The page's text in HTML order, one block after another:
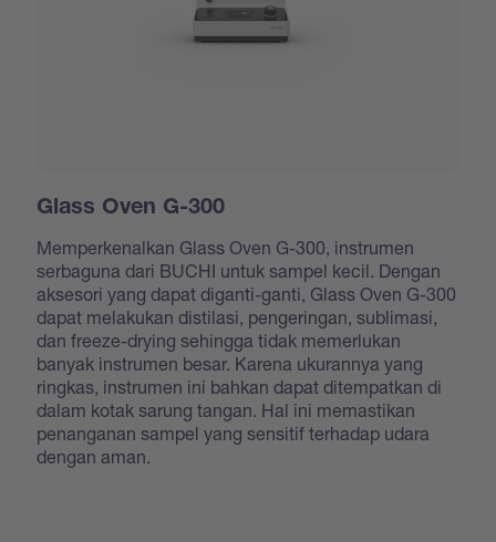
Glass Oven G-300
Memperkenalkan Glass Oven G-300, instrumen
serbaguna dari BUCHI untuk sampel kecil. Dengan
aksesori yang dapat diganti-ganti, Glass Oven G-300
dapat melakukan distilasi, pengeringan, sublimasi,
dan freeze-drying sehingga tidak memerlukan
banyak instrumen besar. Karena ukurannya yang
ringkas, instrumen ini bahkan dapat ditempatkan di
dalam kotak sarung tangan. Hal ini memastikan
penanganan sampel yang sensitif terhadap udara
dengan aman.